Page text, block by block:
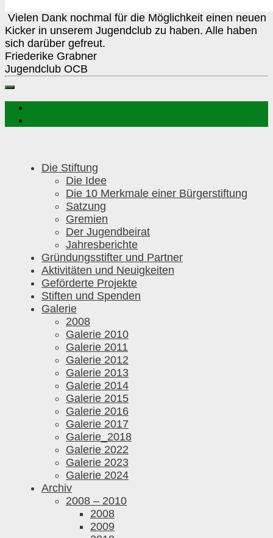
Vielen Dank nochmal für die Möglichkeit einen neuen
Kicker in unserem Jugendclub zu haben. Alle haben
sich darüber gefreut.
Friederike Grabner
Jugendclub OCB
Die Stiftung
Die Idee
Die 10 Merkmale einer Bürgerstiftung
Satzung
Gremien
Der Jugendbeirat
Jahresberichte
Gründungsstifter und Partner
Aktivitäten und Neuigkeiten
Geförderte Projekte
Stiften und Spenden
Galerie
2008
Galerie 2010
Galerie 2011
Galerie 2012
Galerie 2013
Galerie 2014
Galerie 2015
Galerie 2016
Galerie 2017
Galerie_2018
Galerie 2022
Galerie 2023
Galerie 2024
Archiv
2008 – 2010
2008
2009